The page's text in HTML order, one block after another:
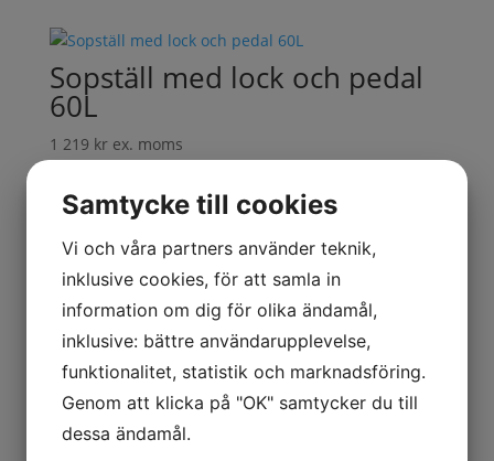
Sopställ med lock och pedal
60L
1 219 kr ex. moms
Sopställ med lock, 4 hjul,
125L
1 222kr ex. moms
Sopställ med lock, 4 hjul, 60L
Samtycke till cookies
Vi och våra partners använder teknik,
inklusive cookies, för att samla in
information om dig för olika ändamål,
inklusive: bättre användarupplevelse,
funktionalitet, statistik och marknadsföring.
Genom att klicka på "OK" samtycker du till
dessa ändamål.